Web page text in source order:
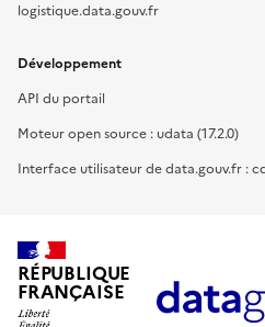
logistique.data.gouv.fr
Développement
API du portail
Moteur open source : udata (17.2.0)
Interface utilisateur de data.gouv.fr :
RÉPUBLIQUE
FRANÇAISE